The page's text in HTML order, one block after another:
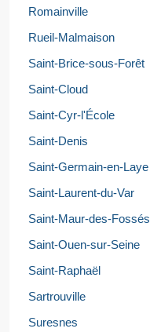
Romainville
Rueil-Malmaison
Saint-Brice-sous-Forêt
Saint-Cloud
Saint-Cyr-l'École
Saint-Denis
Saint-Germain-en-Laye
Saint-Laurent-du-Var
Saint-Maur-des-Fossés
Saint-Ouen-sur-Seine
Saint-Raphaël
Sartrouville
Suresnes